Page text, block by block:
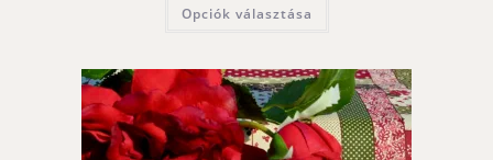
Opciók választása
van.
A
változatok
a
termékoldalon
választhatók